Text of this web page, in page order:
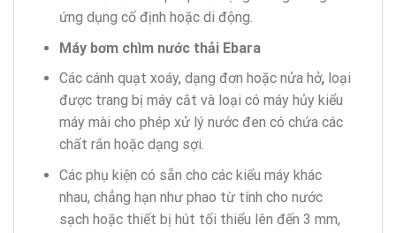
ứng dụng cố định hoặc di động.
Máy bơm chìm nước thải Ebara
Các cánh quạt xoáy, dạng đơn hoặc nửa hở,loại
được trang bị máy cắt và loại có máy hủy kiểu
máy mài cho phép xử lý nước đen có chứa các
chất rắn hoặc dạng sợi.
Các phụ kiện có sẵn cho các kiểu máy khác
nhau, chẳng hạn như phao từ tính cho nước
sạch hoặc thiết bị hút tối thiểu lên đến 3 mm,